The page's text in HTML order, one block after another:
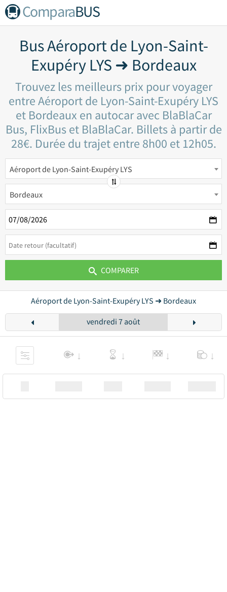
ComparaBUS
Bus Aéroport de Lyon-Saint-
Exupéry LYS ➜ Bordeaux
Trouvez les meilleurs prix pour voyager
entre Aéroport de Lyon-Saint-Exupéry LYS
et Bordeaux en autocar avec BlaBlaCar
Bus, FlixBus et BlaBlaCar. Billets à partir de
28€. Durée du trajet entre 8h00 et 12h05.
Aéroport de Lyon-Saint-Exupéry LYS
Bordeaux
COMPARER
Aéroport de Lyon-Saint-Exupéry LYS ➜ Bordeaux
vendredi 7 août